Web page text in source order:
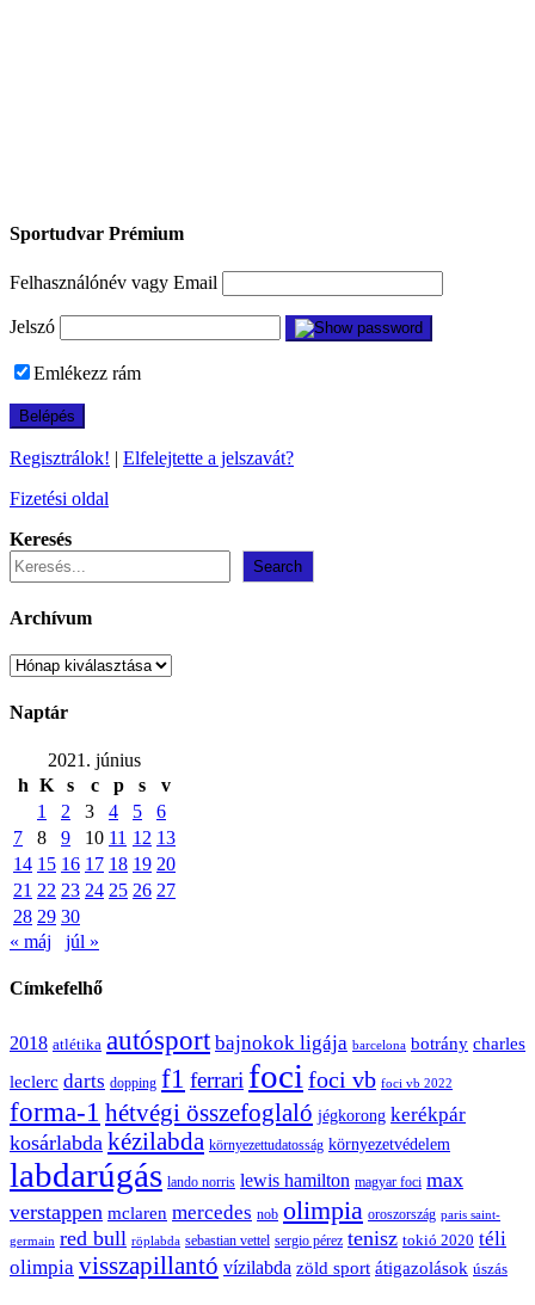
Sportudvar Prémium
Felhasználónév vagy Email
Jelszó
Emlékezz rám
Regisztrálok! | Elfelejtette a jelszavát?
Fizetési oldal
Keresés
Search
Archívum
Archívum
Naptár
2021. június
h K s c p s
v
1
2 3 4 5
6
7
8 9 10 11 12 13
14 15 16 17 18 19 20
21 22 23 24 25 26 27
28 29 30
« máj
júl »
Címkefelhő
2018 atlétika autósport bajnokok ligája barcelona botrány charles
leclerc darts dopping f1 ferrari foci foci vb foci vb 2022
forma-1 hétvégi összefoglaló jégkorong kerékpár
kosárlabda kézilabda környezettudatosság környezetvédelem
labdarúgás lando norris lewis hamilton magyar foci max
verstappen mclaren mercedes nob olimpia oroszország paris saint-
germain red bull röplabda sebastian vettel sergio pérez tenisz tokió 2020 téli
olimpia visszapillantó vízilabda zöld sport átigazolások úszás